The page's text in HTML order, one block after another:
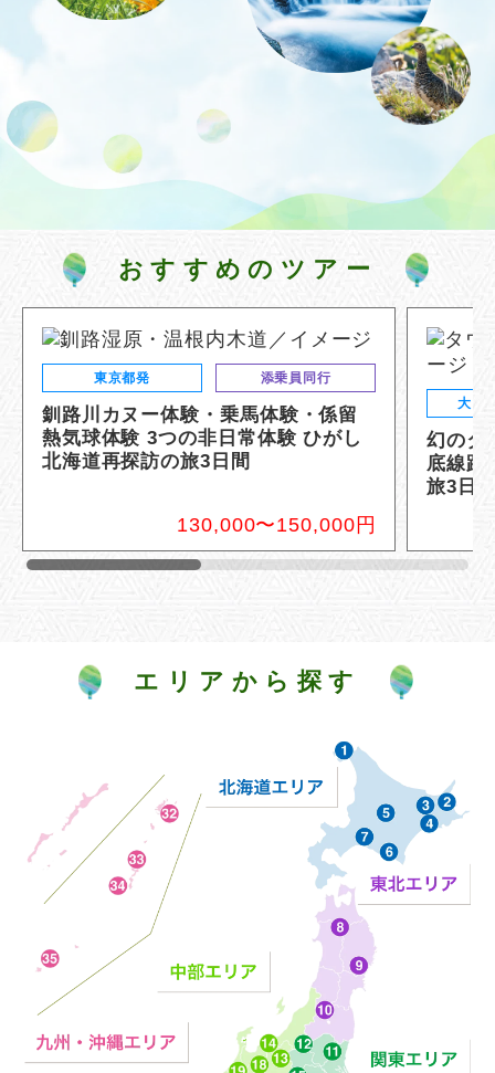
おすすめのツアー
東京都発 添乗員同行
釧路川カヌー体験・乗馬体験・係留
熱気球体験 3つの非日常体験 ひがし
北海道再探訪の旅3日間
130,000〜150,000円
大雪
幻のタ
底線路
旅3日
エリアから探す